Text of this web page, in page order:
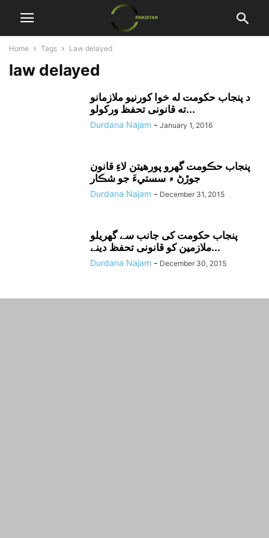
Home Tags Law delayed
law delayed
د پنجاب حکومت له خوا کورنيو ملازمانو
ته قانونى تحفظ ورکولو...
Durdana Najam - January 1, 2016
پنجاب حڪومت گهرو پورهيتن لاءِ قانون
جوڙڻ ۾ سستيءَ جو شڪار
Durdana Najam - December 31, 2015
پنجاب حکومت کی جانب سے گھریلو
ملازمین کو قانونی تحفظ دینے...
Durdana Najam - December 30, 2015